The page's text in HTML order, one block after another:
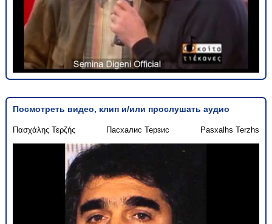
Посмотреть видео, клип и/или прослушать аудио
Πασχάλης Τερζής Пасхалис Терзис Pasxalhs Terzhs